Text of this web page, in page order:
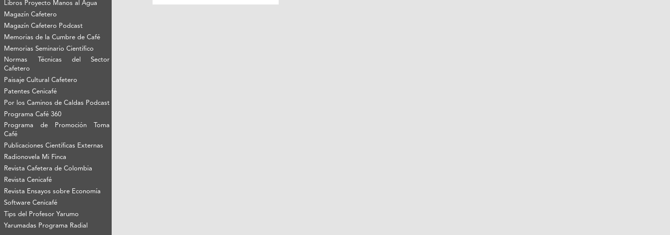
Libros Proyecto Manos al Agua
Magazín Cafetero
Magazín Cafetero Podcast
Memorias de la Cumbre de Café
Memorias Seminario Científico
Normas Técnicas del Sector
Cafetero
Paisaje Cultural Cafetero
Patentes Cenicafé
Por los Caminos de Caldas Podcast
Programa Café 360
Programa de Promoción Toma
Café
Publicaciones Científicas Externas
Radionovela Mi Finca
Revista Cafetera de Colombia
Revista Cenicafé
Revista Ensayos sobre Economía
Software Cenicafé
Tips del Profesor Yarumo
Yarumadas Programa Radial